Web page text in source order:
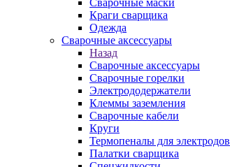
Сварочные маски
Краги сварщика
Одежда
Сварочные аксессуары
Назад
Сварочные аксессуары
Сварочные горелки
Электрододержатели
Клеммы заземления
Сварочные кабели
Круги
Термопеналы для электродов
Палатки сварщика